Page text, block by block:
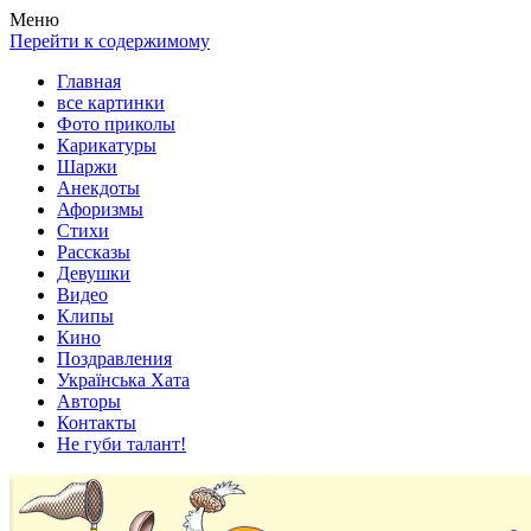
Весела хата — прикольные картинки, смешные истории, клипы!
Покажем всем ваши фото приколы, карикатуры, шаржи, стихи,
Меню
Перейти к содержимому
Главная
все картинки
Фото приколы
Карикатуры
Шаржи
Анекдоты
Афоризмы
Стихи
Рассказы
Девушки
Видео
Клипы
Кино
Поздравления
Українська Хата
Авторы
Контакты
Не губи талант!